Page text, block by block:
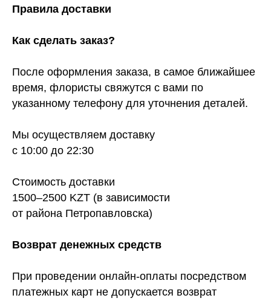
Правила доставки
Как сделать заказ?
После оформления заказа, в самое ближайшее
время, флористы свяжутся с вами по
указанному телефону для уточнения деталей.
Мы осуществляем доставку
с 10:00 до 22:30
Стоимость доставки
1500–2500 KZT (в зависимости
от района Петропавловска)
Возврат денежных средств
При проведении онлайн-оплаты посредством
платежных карт не допускается возврат